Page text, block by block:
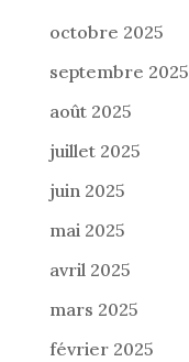
octobre 2025
septembre 2025
août 2025
juillet 2025
juin 2025
mai 2025
avril 2025
mars 2025
février 2025